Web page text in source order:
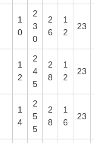
1
0
2
3
0
2
6
1
2
23
1
2
2
4
5
2
8
1
2
23
1
4
2
5
5
2
8
1
6
23